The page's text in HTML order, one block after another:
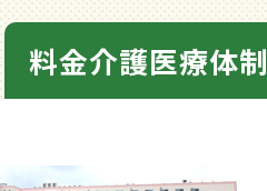
料金介護医療体制